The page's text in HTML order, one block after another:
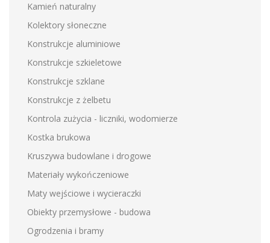
Kamień naturalny
Kolektory słoneczne
Konstrukcje aluminiowe
Konstrukcje szkieletowe
Konstrukcje szklane
Konstrukcje z żelbetu
Kontrola zużycia - liczniki, wodomierze
Kostka brukowa
Kruszywa budowlane i drogowe
Materiały wykończeniowe
Maty wejściowe i wycieraczki
Obiekty przemysłowe - budowa
Ogrodzenia i bramy